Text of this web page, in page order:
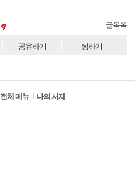
글목록
공유하기 찜하기
전체 메뉴 l 나의 서재